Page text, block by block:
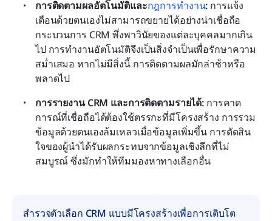
การติดตามผลอัตโนมัติและกฎการทำงาน: การแจ้ง
เตือนด้วยตนเองไม่สามารถขยายได้อย่างน่าเชื่อถือ
กระบวนการ CRM พึ่งพาวินัยของแต่ละบุคคลมากเกิน
ไป การทำงานอัตโนมัติจึงเป็นสิ่งจำเป็นเพื่อรักษาความ
สม่ำเสมอ หากไม่มีสิ่งนี้ การติดตามผลมักล่าช้าหรือ
พลาดไป
การรายงาน CRM และการติดตามรายได้: การคาด
การณ์ที่เชื่อถือได้ต้องใช้ตรรกะที่มีโครงสร้าง การรวม
ข้อมูลด้วยตนเองล้มเหลวเมื่อข้อมูลเพิ่มขึ้น การตัดสิน
ใจของผู้นำได้รับผลกระทบจากข้อมูลเชิงลึกที่ไม่
สมบูรณ์ ซึ่งมักทำให้ทีมมองหาทางเลือกอื่น
สำรวจตัวเลือก CRM แบบมีโครงสร้างเพื่อการเติบโต